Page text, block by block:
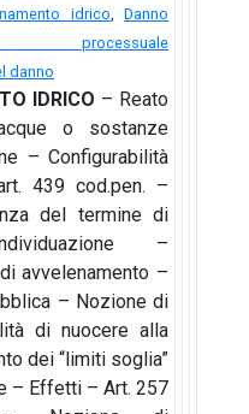
idrico,Danno
processuale
danno
IDRICO – Reato
o sostanze
– Configurabilità
439 cod.pen. –
del termine di
–
avvelenamento –
– Nozione di
di nuocere alla
dei “limiti soglia”
– Effetti – Art. 257